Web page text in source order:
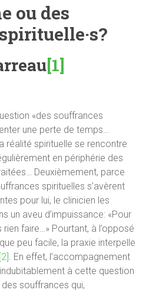
ou des
[1]
«des souffrances
une perte de temps…
réalité spirituelle se rencontre
en périphérie des
Deuxièmement, parce
spirituelles s’avèrent
pour lui, le clinicien les
un aveu d’impuissance: «Pour
faire…» Pourtant, à l’opposé
peu facile, la praxie interpelle
[2]. En effet, l’accompagnement
à cette question
souffrances qui,